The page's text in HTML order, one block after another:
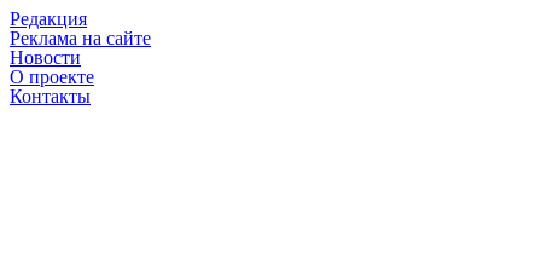
Редакция
Реклама на сайте
Новости
О проекте
Контакты